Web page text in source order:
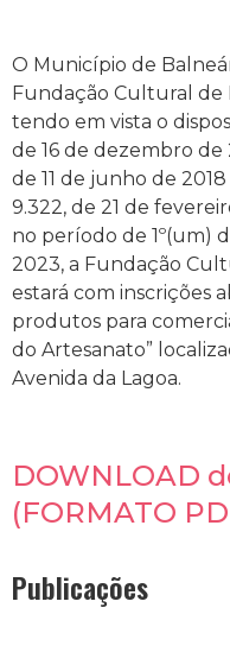
O Município de
Fundação Cultural de
tendo em vista o
de 16 de dezembro de
de 11 de junho de
9.322, de 21 de
no período de 1º(um)
2023, a Fundação
estará com inscrições
produtos para
do Artesanato”
Avenida da Lagoa.
DOWNLOAD
(FORMATO
Publicações